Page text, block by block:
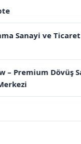
Sanayi ve
– Premium Dövüş